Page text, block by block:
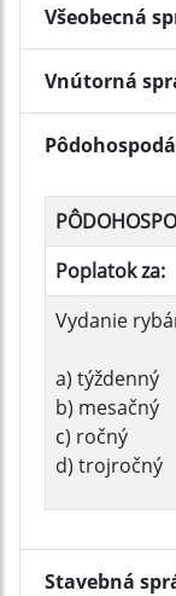
Všeobecná
Vnútorná
Poplatok za:
Vydanie
a) týždenný
b) mesačný
c) ročný
d) trojročný
Stavebná